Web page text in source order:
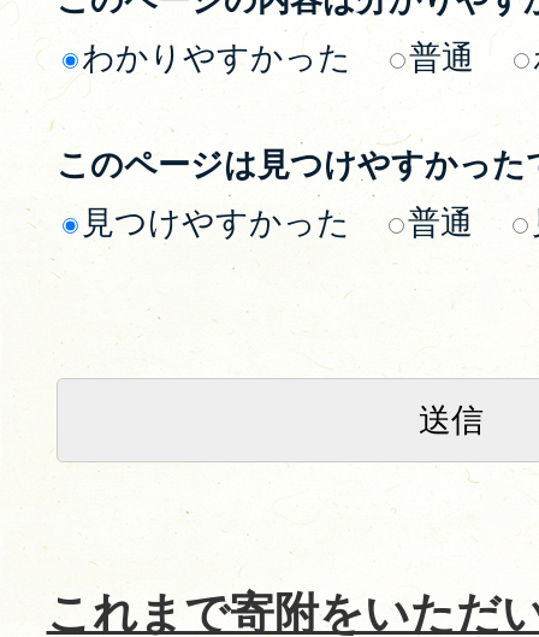
わかりやすかった
普通
このページは見つけやすかった
見つけやすかった
普通
これまで寄附をいただ